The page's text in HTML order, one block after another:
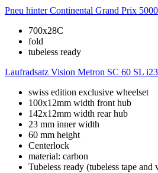
Pneu hinter Continental Grand Prix
700x28C
fold
tubeless ready
Laufradsatz Vision Metron SC 60 SL
swiss edition exclusive wheelset
100x12mm width front hub
142x12mm width rear hub
23 mm inner width
60 mm height
Centerlock
material: carbon
Tubeless ready (tubeless tape